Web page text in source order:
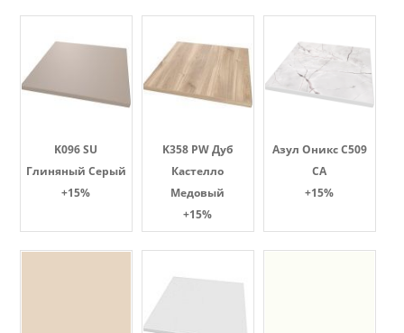
K096 SU
Глиняный Серый
+15%
K358 PW Дуб
Кастелло
Медовый
+15%
Азул Оникс С509
СА
+15%